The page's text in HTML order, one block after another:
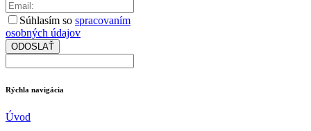
Súhlasím so spracovaním
osobných údajov
ODOSLAŤ
Rýchla navigácia
Úvod